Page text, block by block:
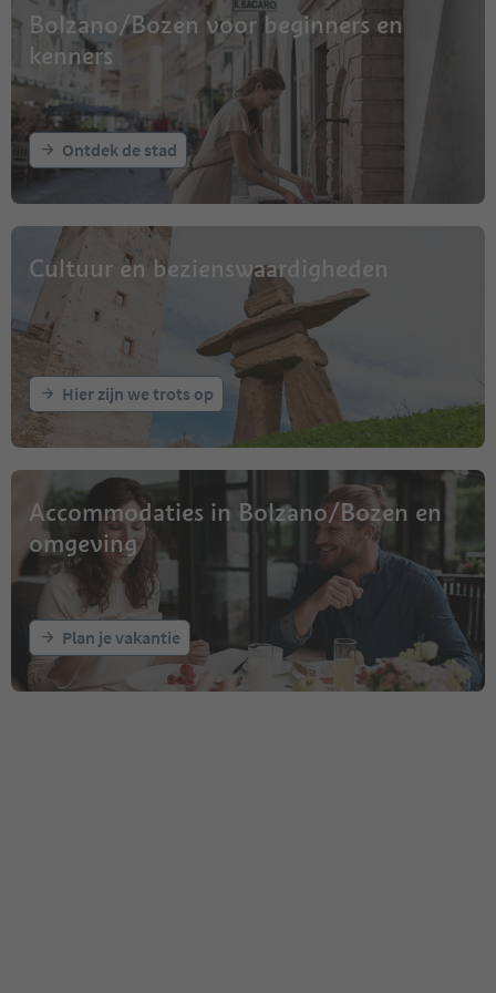
Bolzano/Bozen voor beginners en
kenners
Ontdek de stad
Cultuur en bezienswaardigheden
Hier zijn we trots op
Accommodaties in Bolzano/Bozen en
omgeving
Plan je vakantie